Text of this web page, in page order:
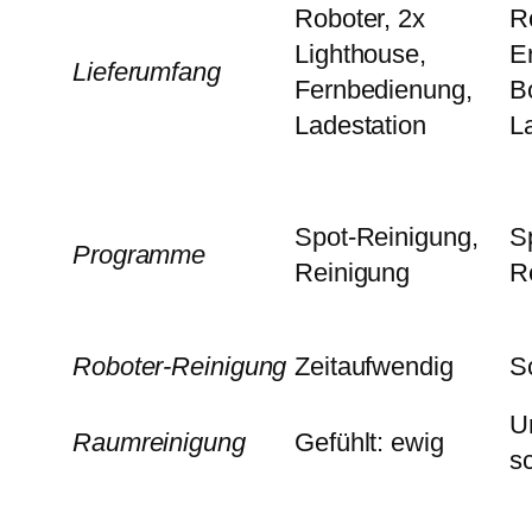
Lieferumfang
Roboter, 2x
Lighthouse,
Fernbedienung,
Ladestation
Programme
Spot-Reinigung,
Reinigung
Roboter-Reinigung Zeitaufwendig
Raumreinigung Gefühlt: ewig